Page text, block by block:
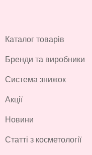
Каталог товарів
Бренди та виробники
Система знижок
Акції
Новини
Статті з косметології